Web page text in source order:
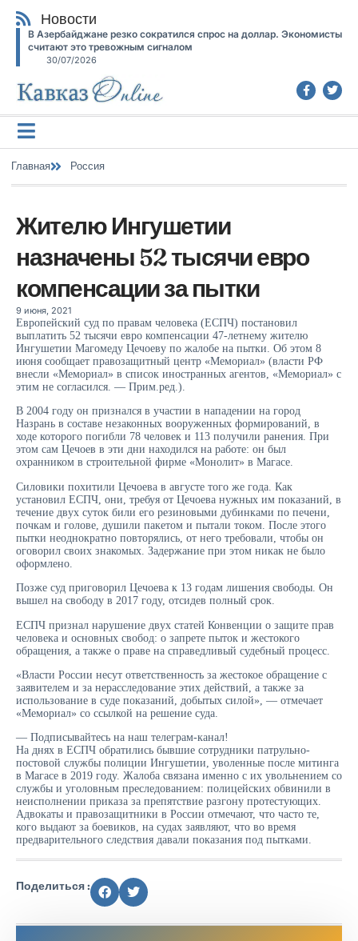
Новости
В Азербайджане резко сократился спрос на доллар. Экономисты
считают это тревожным сигналом
30/07/2026
Главная Россия
Жителю Ингушетии
назначены 52 тысячи евро
компенсации за пытки
9 июня, 2021
Европейский суд по правам человека (ЕСПЧ) постановил
выплатить 52 тысячи евро компенсации 47-летнему жителю
Ингушетии Магомеду Цечоеву по жалобе на пытки. Об этом 8
июня сообщает правозащитный центр «Мемориал» (власти РФ
внесли «Мемориал» в список иностранных агентов, «Мемориал» с
этим не согласился. — Прим.ред.).
В 2004 году он признался в участии в нападении на город
Назрань в составе незаконных вооруженных формирований, в
ходе которого погибли 78 человек и 113 получили ранения. При
этом сам Цечоев в эти дни находился на работе: он был
охранником в строительной фирме «Монолит» в Магасе.
Силовики похитили Цечоева в августе того же года. Как
установил ЕСПЧ, они, требуя от Цечоева нужных им показаний, в
течение двух суток били его резиновыми дубинками по печени,
почкам и голове, душили пакетом и пытали током. После этого
пытки неоднократно повторялись, от него требовали, чтобы он
оговорил своих знакомых. Задержание при этом никак не было
оформлено.
Позже суд приговорил Цечоева к 13 годам лишения свободы. Он
вышел на свободу в 2017 году, отсидев полный срок.
ЕСПЧ признал нарушение двух статей Конвенции о защите прав
человека и основных свобод: о запрете пыток и жестокого
обращения, а также о праве на справедливый судебный процесс.
«Власти России несут ответственность за жестокое обращение с
заявителем и за нерасследование этих действий, а также за
использование в суде показаний, добытых силой», — отмечает
«Мемориал» со ссылкой на решение суда.
— Подписывайтесь на наш телеграм-канал!
На днях в ЕСПЧ обратились бывшие сотрудники патрульно-
постовой службы полиции Ингушетии, уволенные после митинга
в Магасе в 2019 году. Жалоба связана именно с их увольнением со
службы и уголовным преследованием: полицейских обвинили в
неисполнении приказа за препятствие разгону протестующих.
Адвокаты и правозащитники в России отмечают, что часто те,
кого выдают за боевиков, на судах заявляют, что во время
предварительного следствия давали показания под пытками.
Поделиться :